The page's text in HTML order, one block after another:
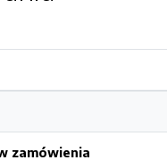
zamówienia